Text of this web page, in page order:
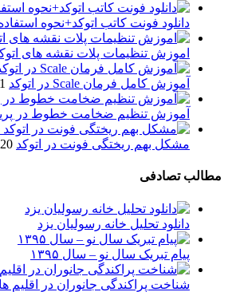
دانلود فونت کاتب اتوکد+نحوه
اموزش تنظیمات پلات نقشه های
آموزش کامل فرمان Scale در اتوکد
31
آموزش تنظیم ضخامت خطوط در
مشکل بهم ریختگی فونت در اتوکد 20 ژانویه 2016
مطالب تصادفی
دانلود تحلیل خانه رسولیان یزد
پیام تبریک سال نو – سال ۱۳۹۵
شناخت پراکندگی جانوران در اقلیم